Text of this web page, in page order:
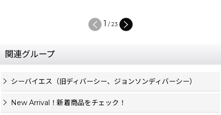
1 / 23
関連グループ
シーバイエス（旧ディバーシー、ジョンソンディバーシー）
New Arrival！新着商品をチェック！